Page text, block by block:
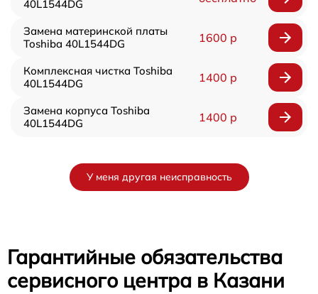
40L1544DG
Замена материнской платы
Toshiba 40L1544DG
1600 р
Комплексная чистка Toshiba
40L1544DG
1400 р
Замена корпуса Toshiba
40L1544DG
1400 р
У меня другая неисправность
Гарантийные обязательства
сервисного центра в Казани